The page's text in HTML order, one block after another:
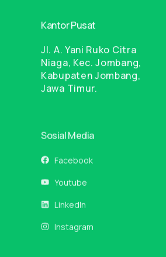
Kantor Pusat
Jl. A. Yani Ruko Citra
Niaga, Kec. Jombang,
Kabupaten Jombang,
Jawa Timur.
Sosial Media
Facebook
Youtube
LinkedIn
Instagram